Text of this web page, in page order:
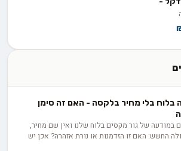
בלוח בלי מחיר בלקסה - האם זה סימן
במודעה של גור מקסים בלוח שלנו ואין שם מחיר,
החשש: האם זו הזדמנות או נורת אזהרה? אכן יש